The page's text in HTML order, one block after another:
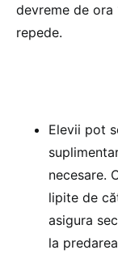
devreme de ora
repede.
Elevii pot
necesare.
lipite de
asigura
la